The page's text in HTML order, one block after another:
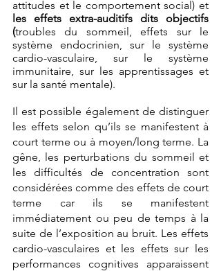
les effets extra-auditifs dits objectifs
(troubles du sommeil, effets sur le
système endocrinien, sur le système
cardio-vasculaire, sur le système
immunitaire, sur les apprentissages et
sur la santé mentale).
Il est possible également de distinguer
les effets selon qu’ils se manifestent à
court terme ou à moyen/long terme. La
gêne, les perturbations du sommeil et
les difficultés de concentration sont
considérées comme des effets de court
terme car ils se manifestent
immédiatement ou peu de temps à la
suite de l’exposition au bruit. Les effets
cardio-vasculaires et les effets sur les
performances cognitives apparaissent